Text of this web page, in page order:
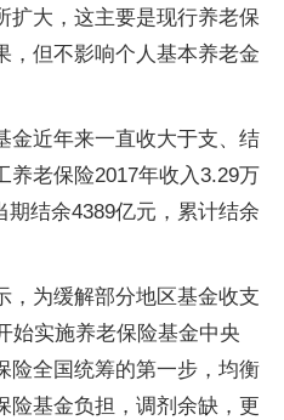
扩大，这主要是现行养老保
，但不影响个人基本养老金
金近年来一直收大于支、结
养老保险2017年收入3.29万
结余4389亿元，累计结余
，为缓解部分地区基金收支
始实施养老保险基金中央
险全国统筹的第一步，均衡
险基金负担，调剂余缺，更